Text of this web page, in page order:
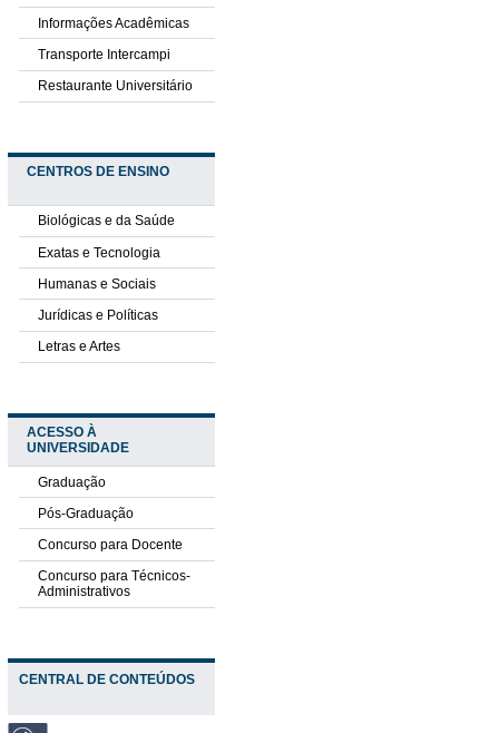
Informações Acadêmicas
Transporte Intercampi
Restaurante Universitário
CENTROS DE ENSINO
Biológicas e da Saúde
Exatas e Tecnologia
Humanas e Sociais
Jurídicas e Políticas
Letras e Artes
ACESSO À
UNIVERSIDADE
Graduação
Pós-Graduação
Concurso para Docente
Concurso para Técnicos-
Administrativos
CENTRAL DE CONTEÚDOS